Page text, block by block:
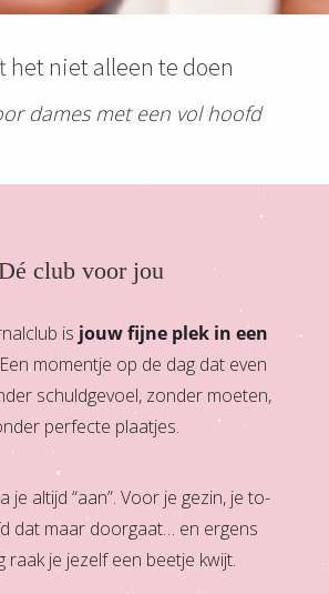
het niet alleen te doen
dames met een vol hoofd
club voor jou
is jouw fijne plek in een
Een momentje op de dag dat even
schuldgevoel, zonder moeten,
perfecte plaatjes.
je altijd “aan”. Voor je gezin, je to-
dat maar doorgaat… en ergens
raak je jezelf een beetje kwijt.